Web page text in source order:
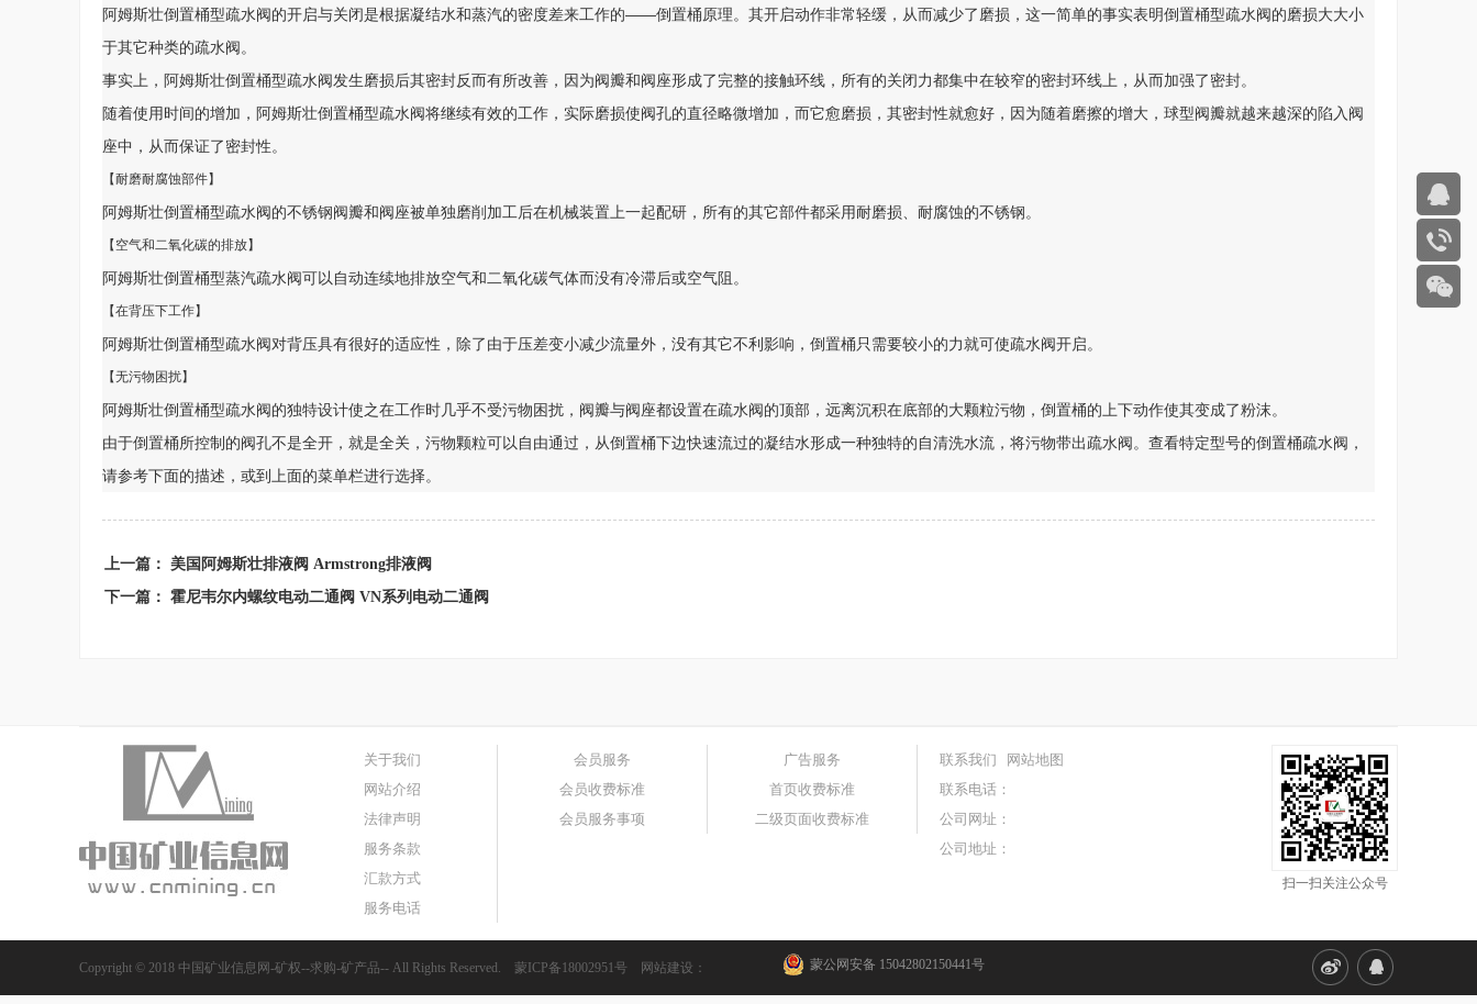
阿姆斯壮倒置桶型疏水阀的开启与关闭是根据凝结水和蒸汽的密度差来工作的――倒置桶原理。其开启动作非常轻缓，从而减少了磨损，这一简单的事实表明倒置桶型疏水阀的磨损大大小
于其它种类的疏水阀。
事实上，阿姆斯壮倒置桶型疏水阀发生磨损后其密封反而有所改善，因为阀瓣和阀座形成了完整的接触环线，所有的关闭力都集中在较窄的密封环线上，从而加强了密封。
随着使用时间的增加，阿姆斯壮倒置桶型疏水阀将继续有效的工作，实际磨损使阀孔的直径略微增加，而它愈磨损，其密封性就愈好，因为随着磨擦的增大，球型阀瓣就越来越深的陷入阀
座中，从而保证了密封性。
【耐磨耐腐蚀部件】
阿姆斯壮倒置桶型疏水阀的不锈钢阀瓣和阀座被单独磨削加工后在机械装置上一起配研，所有的其它部件都采用耐磨损、耐腐蚀的不锈钢。
【空气和二氧化碳的排放】
阿姆斯壮倒置桶型蒸汽疏水阀可以自动连续地排放空气和二氧化碳气体而没有冷滞后或空气阻。
【在背压下工作】
阿姆斯壮倒置桶型疏水阀对背压具有很好的适应性，除了由于压差变小减少流量外，没有其它不利影响，倒置桶只需要较小的力就可使疏水阀开启。
【无污物困扰】
阿姆斯壮倒置桶型疏水阀的独特设计使之在工作时几乎不受污物困扰，阀瓣与阀座都设置在疏水阀的顶部，远离沉积在底部的大颗粒污物，倒置桶的上下动作使其变成了粉沫。
由于倒置桶所控制的阀孔不是全开，就是全关，污物颗粒可以自由通过，从倒置桶下边快速流过的凝结水形成一种独特的自清洗水流，将污物带出疏水阀。查看特定型号的倒置桶疏水阀，
请参考下面的描述，或到上面的菜单栏进行选择。
上一篇： 美国阿姆斯壮排液阀 Armstrong排液阀
下一篇： 霍尼韦尔内螺纹电动二通阀 VN系列电动二通阀
关于我们
网站介绍
法律声明
服务条款
汇款方式
服务电话
会员服务
会员收费标准
会员服务事项
广告服务
首页收费标准
二级页面收费标准
联系我们
网站地图
联系电话：
公司网址：
公司地址：
扫一扫关注公众号
蒙公网安备 15042802150441号
Copyright © 2018 中国矿业信息网-矿权--求购-矿产品-- All Rights Reserved. 蒙ICP备18002951号 网站建设 ：